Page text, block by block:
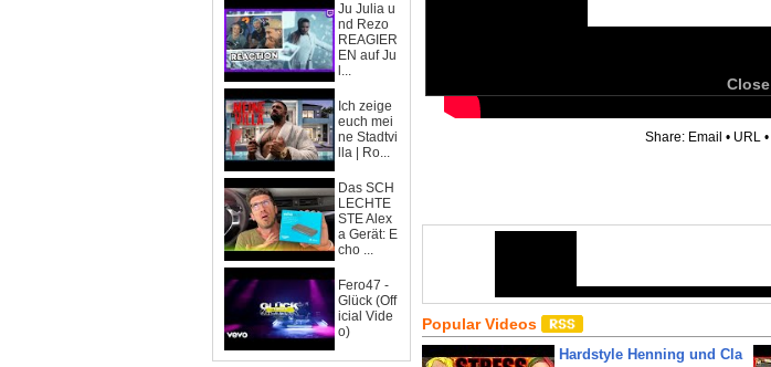
Ju Julia u
nd Rezo
REAGIER
EN auf Ju
l...
Ich zeige
euch mei
ne Stadtvi
lla | Ro...
Das SCH
LECHTE
STE Alex
a Gerät: E
cho ...
Fero47 -
Glück (Off
icial Vide
o)
Close
Share: Email • URL •
Popular Videos
Hardstyle Henning und Cla